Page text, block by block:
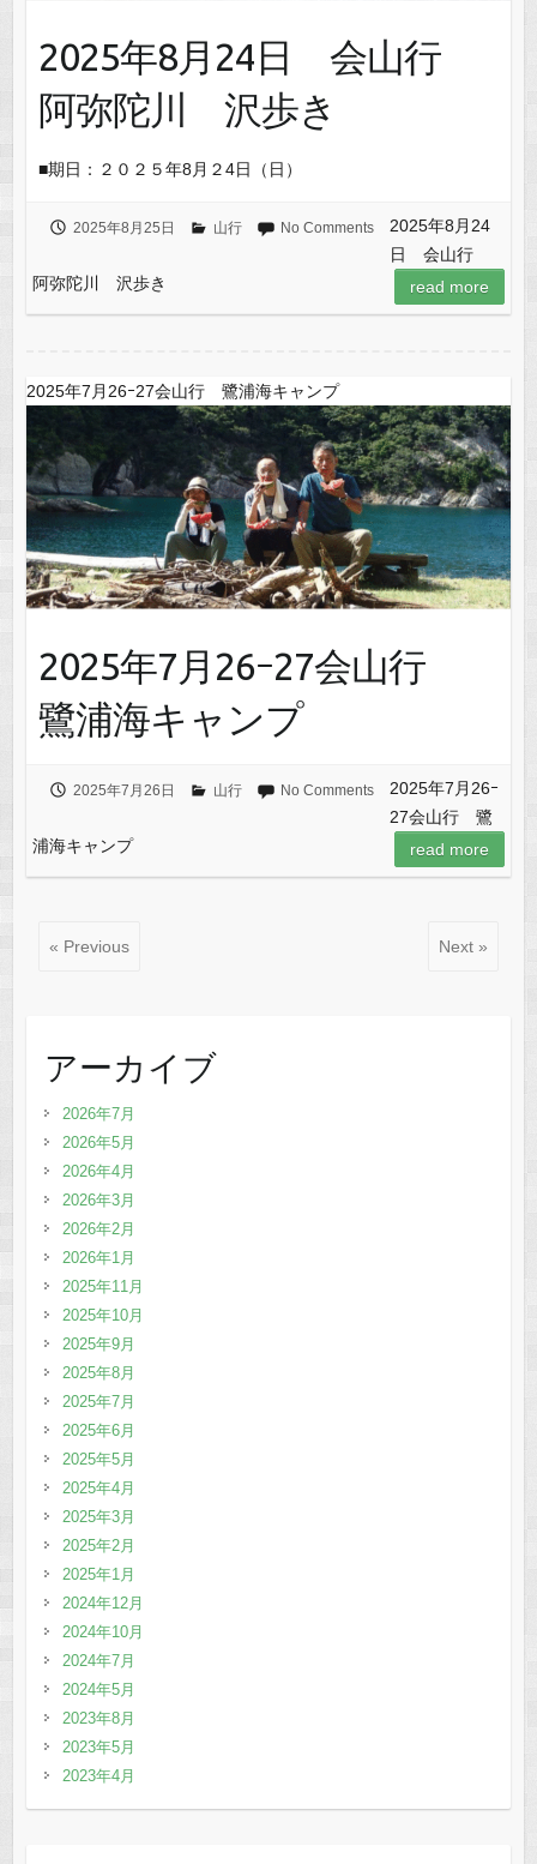
2025年8月24日 会山行
阿弥陀川 沢歩き
■期日：２０２５年8月２4日（日）
2025年8月25日 山行 No Comments
2025年8月24
日 会山行
阿弥陀川 沢歩き
read more
2025年7月26ｰ27会山行 鷺浦海キャンプ
2025年7月26ｰ27会山行
鷺浦海キャンプ
2025年7月26日 山行 No Comments
2025年7月26ｰ
27会山行 鷺
浦海キャンプ
read more
« Previous Next »
アーカイブ
2026年7月
2026年5月
2026年4月
2026年3月
2026年2月
2026年1月
2025年11月
2025年10月
2025年9月
2025年8月
2025年7月
2025年6月
2025年5月
2025年4月
2025年3月
2025年2月
2025年1月
2024年12月
2024年10月
2024年7月
2024年5月
2023年8月
2023年5月
2023年4月